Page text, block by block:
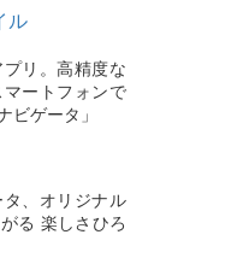
ル
リ。高精度な
ートフォンで
ビゲータ」
、オリジナル
る 楽しさひろ